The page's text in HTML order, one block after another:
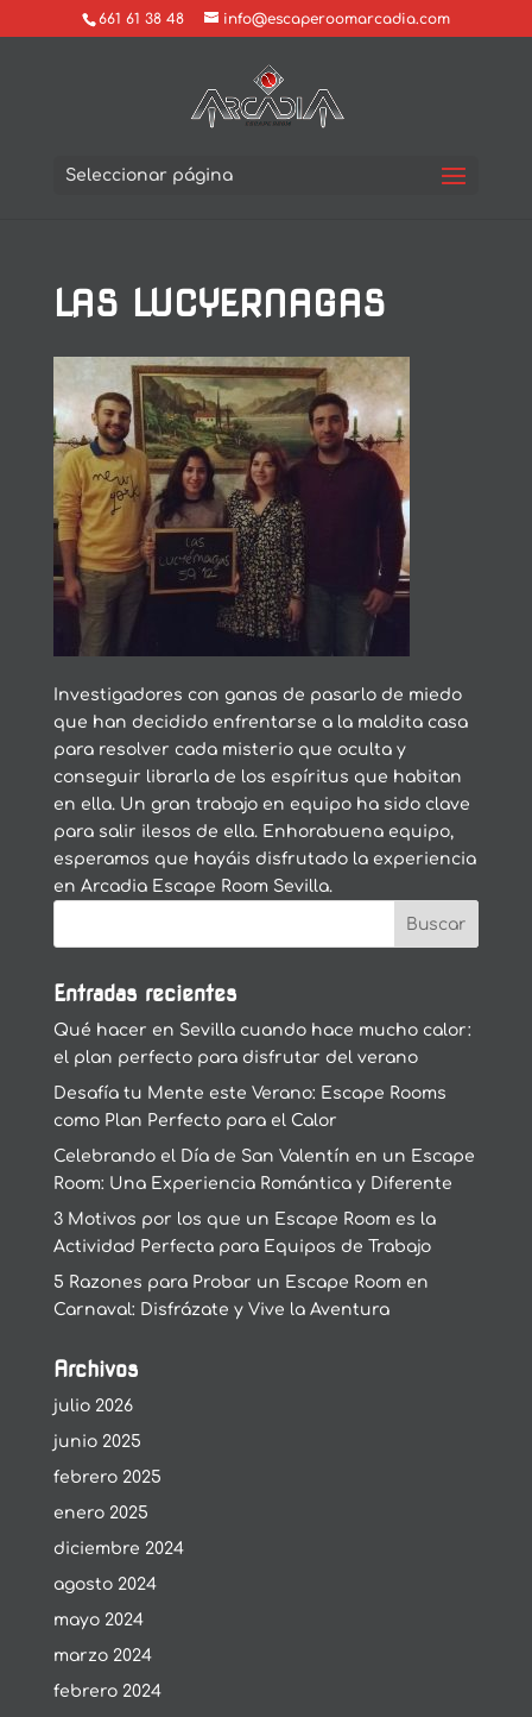
661 61 38 48 info@escaperoomarcadia.com
Seleccionar página
LAS LUCYERNAGAS
Investigadores con ganas de pasarlo de miedo
que han decidido enfrentarse a la maldita casa
para resolver cada misterio que oculta y
conseguir librarla de los espíritus que habitan
en ella. Un gran trabajo en equipo ha sido clave
para salir ilesos de ella. Enhorabuena equipo,
esperamos que hayáis disfrutado la experiencia
en Arcadia Escape Room Sevilla.
Entradas recientes
Qué hacer en Sevilla cuando hace mucho calor:
el plan perfecto para disfrutar del verano
Desafía tu Mente este Verano: Escape Rooms
como Plan Perfecto para el Calor
Celebrando el Día de San Valentín en un Escape
Room: Una Experiencia Romántica y Diferente
3 Motivos por los que un Escape Room es la
Actividad Perfecta para Equipos de Trabajo
5 Razones para Probar un Escape Room en
Carnaval: Disfrázate y Vive la Aventura
Archivos
julio 2026
junio 2025
febrero 2025
enero 2025
diciembre 2024
agosto 2024
mayo 2024
marzo 2024
febrero 2024